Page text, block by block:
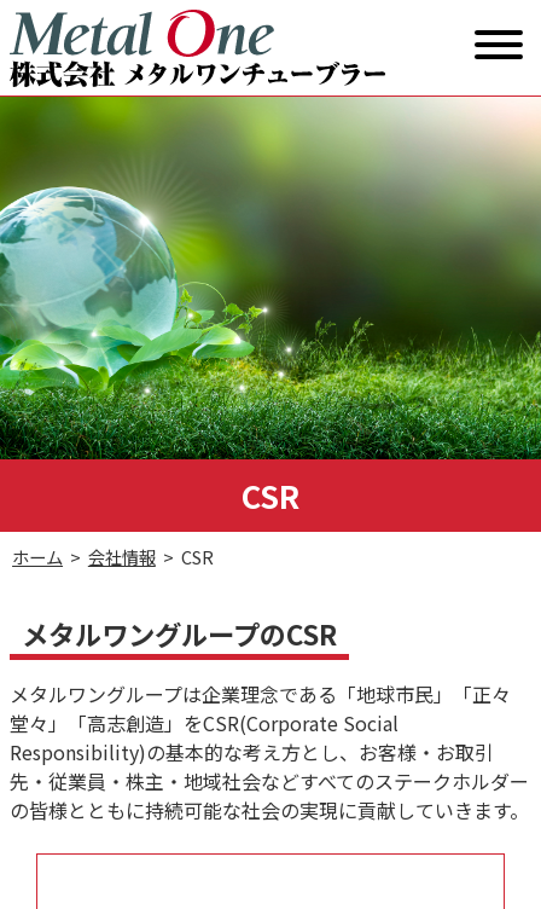
コ
ン
テ
ン
ス
キ
ッ
プ
CSR
ホーム > 会社情報 > CSR
メタルワングループのCSR
メタルワングループは企業理念である「地球市民」「正々
堂々」「高志創造」をCSR(Corporate Social
Responsibility)の基本的な考え方とし、お客様・お取引
先・従業員・株主・地域社会などすべてのステークホルダー
の皆様とともに持続可能な社会の実現に貢献していきます。